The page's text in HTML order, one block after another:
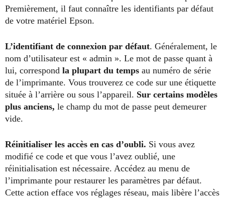
Premièrement, il faut connaître les identifiants par défaut
de votre matériel Epson.
L’identifiant de connexion par défaut. Généralement, le
nom d’utilisateur est « admin ». Le mot de passe quant à
lui, correspond la plupart du temps au numéro de série
de l’imprimante. Vous trouverez ce code sur une étiquette
située à l’arrière ou sous l’appareil. Sur certains modèles
plus anciens, le champ du mot de passe peut demeurer
vide.
Réinitialiser les accès en cas d’oubli. Si vous avez
modifié ce code et que vous l’avez oublié, une
réinitialisation est nécessaire. Accédez au menu de
l’imprimante pour restaurer les paramètres par défaut.
Cette action efface vos réglages réseau, mais libère l’accès